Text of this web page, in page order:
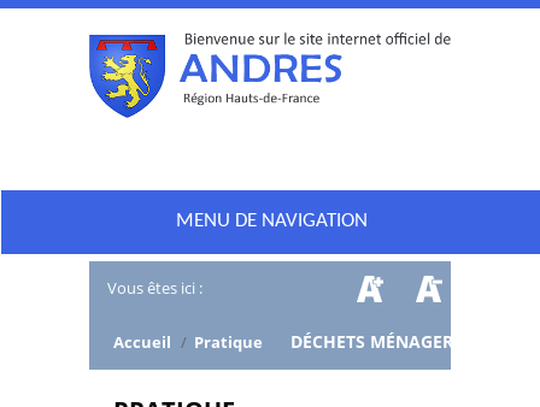
MENU DE NAVIGATION
Vous êtes ici :
Accueil / Pratique DÉCHETS MÉNAGERS